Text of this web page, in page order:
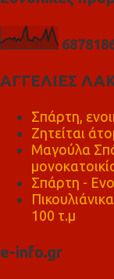
687818
ΑΓΓΕΛΙΕΣ
Σπάρτη,
Ζητείται
Μαγούλα
Σπάρτη -
100 τ.μ
e-info.gr